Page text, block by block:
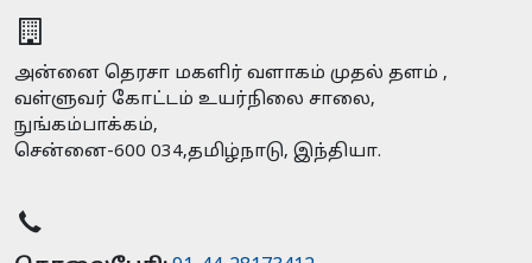
அன்னை தெரசா மகளிர் வளாகம் முதல் தளம் ,
வள்ளுவர் கோட்டம் உயர்நிலை சாலை,
நுங்கம்பாக்கம்,
சென்னை-600 034,தமிழ்நாடு, இந்தியா.